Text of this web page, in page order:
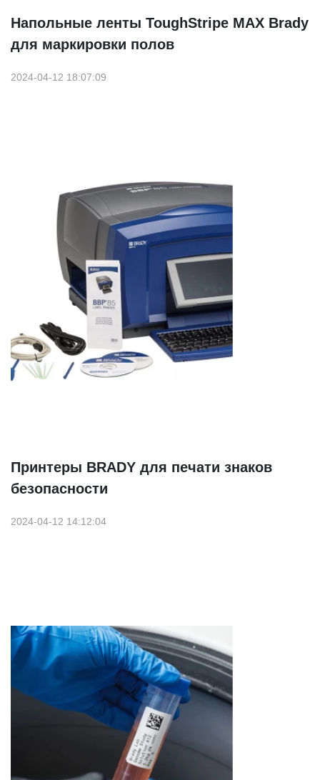
Напольные ленты ToughStripe MAX Brady
для маркировки полов
2024-04-12 18:07:09
Принтеры BRADY для печати знаков
безопасности
2024-04-12 14:12:04